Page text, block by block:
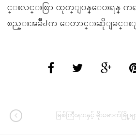
င္းလင္းစြာ ထုတ္ျပန္ေပးရန္ က
စည္းအခ်ိဳ႕က ေတာင္းဆိုျခင္းျ
မြစ်ကြီးနားနှင့် မိုးမောက်မြို့